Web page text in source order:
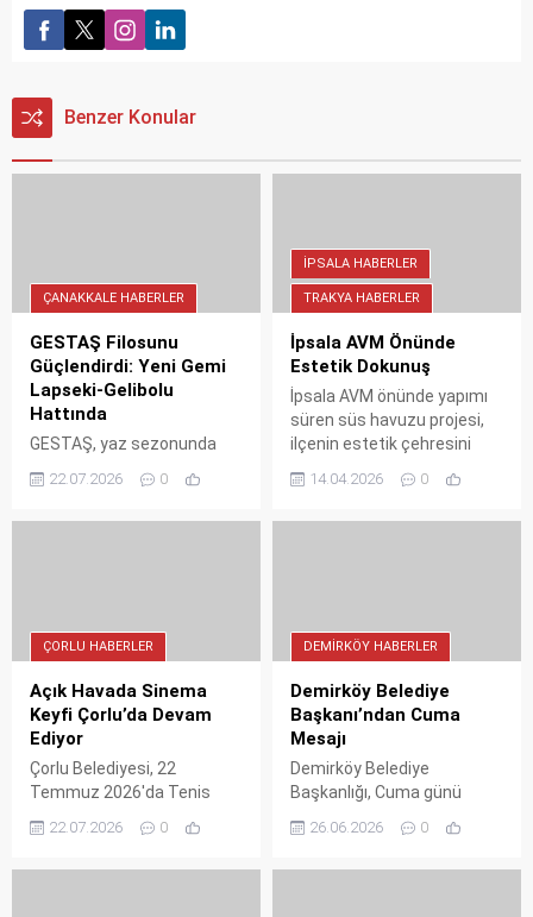
Benzer Konular
ÇANAKKALE HABERLER
GESTAŞ Filosunu
Güçlendirdi: Yeni Gemi
Lapseki-Gelibolu
Hattında
GESTAŞ, yaz sezonunda
artan yolcu ve araç talebini
karşılamak için filosuna yeni
sağlayacak. Modern
donanımıyla dikkat çeken
gemi, sefer kapasitesini
artırarak turizme de katkı
sunacak.
22.07.2026 0
İPSALA HABERLER
TRAKYA HABERLER
İpsala AVM Önünde
Estetik Dokunuş
İpsala AVM önünde yapımı
süren süs havuzu projesi,
ilçenin estetik çehresini
değiştiriyor. Belediye
ekiplerinin yerinde incelediği
14.04.2026 0
ÇORLU HABERLER
Açık Havada Sinema
Keyfi Çorlu’da Devam
Ediyor
Çorlu Belediyesi, 22
Temmuz 2026'da Tenis
hava sineması düzenliyor.
22.07.2026 0
DEMIRKÖY HABERLER
Demirköy Belediye
Başkanı’ndan Cuma
Mesajı
Demirköy Belediye
Başkanlığı, Cuma günü
hemşehrilerine anlamlı bir
26.06.2026 0